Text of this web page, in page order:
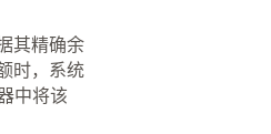
其精确余
时，系统
中将该